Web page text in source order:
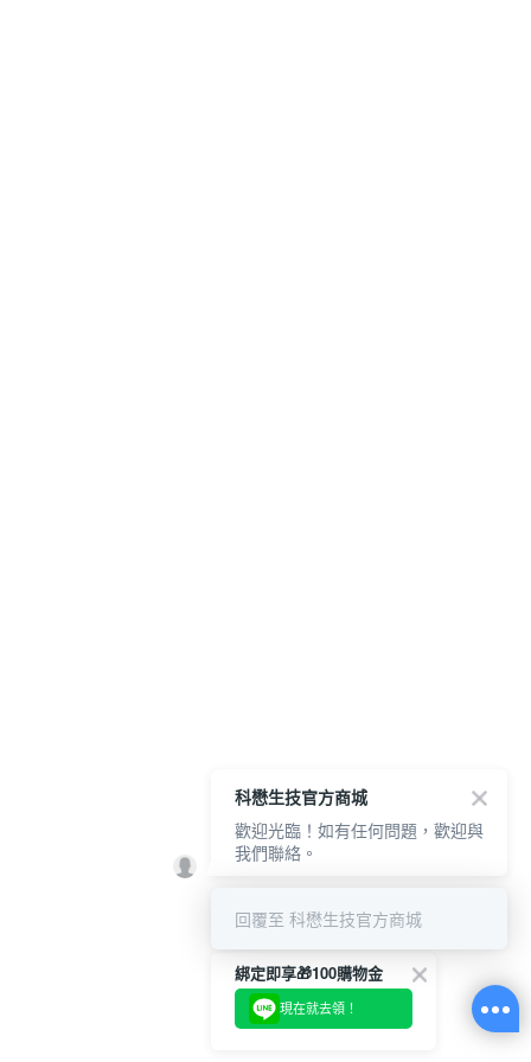
綁定即享🎁100購物金
現在就去領！
科懋生技官方商城
歡迎光臨！如有任何問題，歡迎與
我們聯絡。
回覆至 科懋生技官方商城